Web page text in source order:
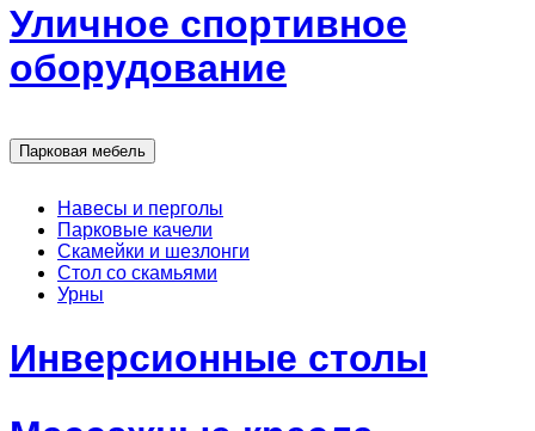
Уличное спортивное
оборудование
Парковая мебель
Навесы и перголы
Парковые качели
Скамейки и шезлонги
Стол со скамьями
Урны
Инверсионные столы